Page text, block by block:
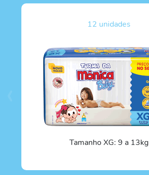
12 unidades
Tamanho XG: 9 a 13kg